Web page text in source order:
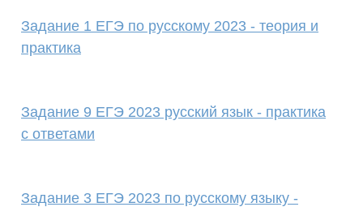
Задание 1 ЕГЭ по русскому 2023 - теория и
практика
Задание 9 ЕГЭ 2023 русский язык - практика
с ответами
Задание 3 ЕГЭ 2023 по русскому языку -